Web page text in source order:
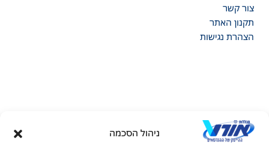
ניהול הסכמה
צור קשר
תקנון האתר
הצהרת נגישות
טקסט